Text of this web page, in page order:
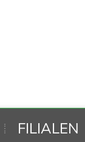
FILIALEN